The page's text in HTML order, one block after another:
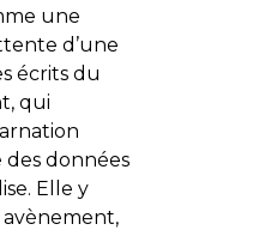
une
d’une
écrits du
qui
des données
Elle y